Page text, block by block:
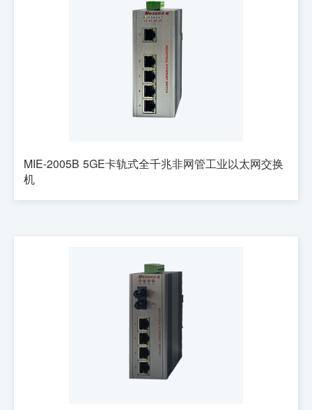
MIE-2005B 5GE卡轨式全千兆非网管工业以太网交换
机